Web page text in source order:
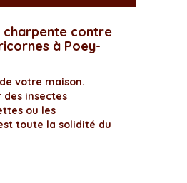
charpente contre
à Poey-
votre maison.
des insectes
ou les
toute la solidité du